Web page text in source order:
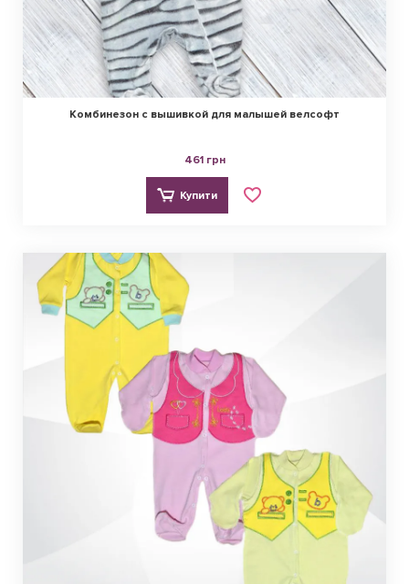
Комбинезон с вышивкой для малышей велсофт
461 грн
Купити